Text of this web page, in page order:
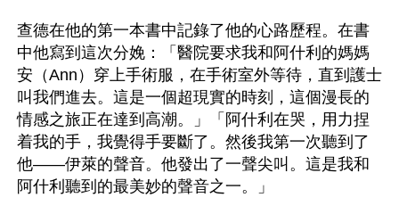
查德在他的第一本書中記錄了他的心路歷程。在書
中他寫到這次分娩：「醫院要求我和阿什利的媽媽
安（Ann）穿上手術服，在手術室外等待，直到護士
叫我們進去。這是一個超現實的時刻，這個漫長的
情感之旅正在達到高潮。」「阿什利在哭，用力捏
着我的手，我覺得手要斷了。然後我第一次聽到了
他——伊萊的聲音。他發出了一聲尖叫。這是我和
阿什利聽到的最美妙的聲音之一。」